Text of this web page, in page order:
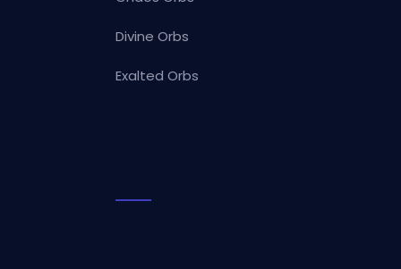
Divine Orbs
Exalted Orbs